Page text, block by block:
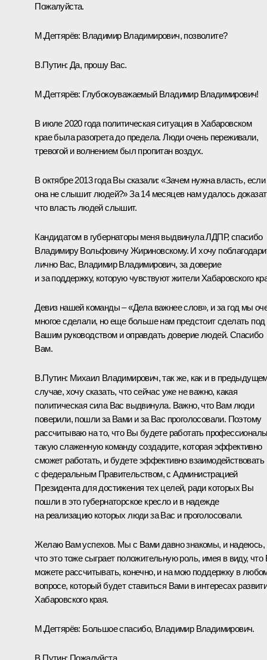
Пожалуйста.
М.Дегтярёв: Владимир Владимирович, позволите?
В.Путин: Да, прошу Вас.
М.Дегтярёв: Глубокоуважаемый Владимир Владимирович!
В июле 2020 года политическая ситуация в Хабаровском
крае была разогрета до предела. Люди очень переживали,
тревогой и волнением был пропитан воздух.
В октябре 2013 года Вы сказали: «Зачем нужна власть, если
она не слышит людей?» За 14 месяцев нам удалось
что власть людей слышит.
Кандидатом в губернаторы меня выдвинула ЛДПР, спасибо
Владимиру Вольфовичу Жириновскому. И хочу
лично Вас, Владимир Владимирович, за доверие
и за поддержку, которую чувствуют жители Хабаровского
Девиз нашей команды – «Дела важнее слов», и за год мы
многое сделали, но еще больше нам предстоит сделать под
Вашим руководством и оправдать доверие людей. Спасибо
Вам.
В.Путин: Михаил Владимирович, так же, как и в
случае, хочу сказать, что сейчас уже не важно, какая
политическая сила Вас выдвинула. Важно, что Вам люди
поверили, пошли за Вами и за Вас проголосовали. Поэтому
рассчитываю на то, что Вы будете работать
такую слаженную команду создадите, которая эффективно
сможет работать, и будете эффективно взаимодействовать
с федеральным Правительством, с Администрацией
Президента для достижения тех целей, ради которых Вы
пошли в это губернаторское кресло и в надежде
на реализацию которых люди за Вас и проголосовали.
Желаю Вам успехов. Мы с Вами давно знакомы, и надеюсь,
что это тоже сыграет положительную роль, имея в виду,
можете рассчитывать, конечно, и на мою поддержку в
вопросе, который будет ставиться Вами в интересах
Хабаровского края.
М.Дегтярёв: Большое спасибо, Владимир Владимирович.
В.Путин: Пожалуйста.